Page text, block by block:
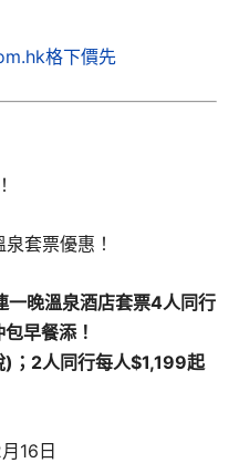
格下價先
套票優惠！
一晚溫泉酒店套票4人同行
早餐添！
；2人同行每人$1,199起
16日